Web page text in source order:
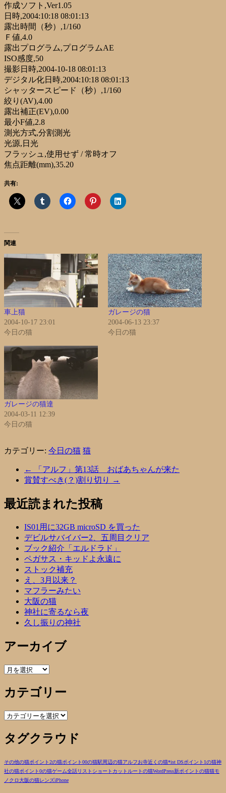
作成ソフト,Ver1.05
日時,2004:10:18 08:01:13
露出時間（秒）,1/160
Ｆ値,4.0
露出プログラム,プログラムAE
ISO感度,50
撮影日時,2004-10-18 08:01:13
デジタル化日時,2004:10:18 08:01:13
シャッタースピード（秒）,1/160
絞り(AV),4.00
露出補正(EV),0.00
最小F値,2.8
測光方式,分割測光
光源,日光
フラッシュ,使用せず / 常時オフ
焦点距離(mm),35.20
共有:
関連
車上猫
2004-10-17 23:01
今日の猫
ガレージの猫
2004-06-13 23:37
今日の猫
ガレージの猫達
2004-03-11 12:39
今日の猫
カテゴリー: 今日の猫 猫
←
「アルフ」第13話 おばあちゃんが来た
賞賛すべき(？)割り切り
→
最近読まれた投稿
IS01用に32GB microSD を買った
デビルサバイバー2、五周目クリア
ブック紹介「エルドラド」
ペガサス・キッドよ永遠に
ストック補充
え、3月以来？
マフラーみたい
大阪の猫
神社に寄るなら夜
久し振りの神社
アーカイブ
ア
カ
イ
ブ
カテゴリー
カ
ゴ
リ
タグクラウド
その他の猫ポイント2の猫ポイント00の猫駅周辺の猫アルフお寺近くの猫*ist DSポイント1の猫神
社の猫ポイント0の猫ゲーム全話リスト ショートカットルートの猫WordPress新ポイントの猫猫モ
ノクロ大阪の猫レンズiPhone